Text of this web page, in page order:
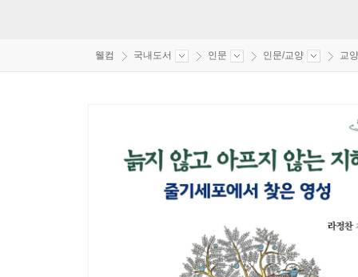
웰컴 국내도서 인문 인문/교양 교